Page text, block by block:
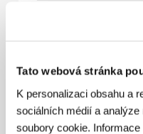
Tato webová stránka
K personalizaci obsahu a
sociálních médií a
soubory cookie.
Sekce:Soutěž Na
Černý palác
(Lecumberri (El palacio